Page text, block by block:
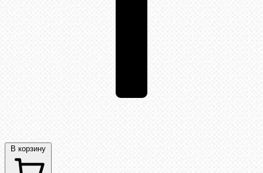
В корзину